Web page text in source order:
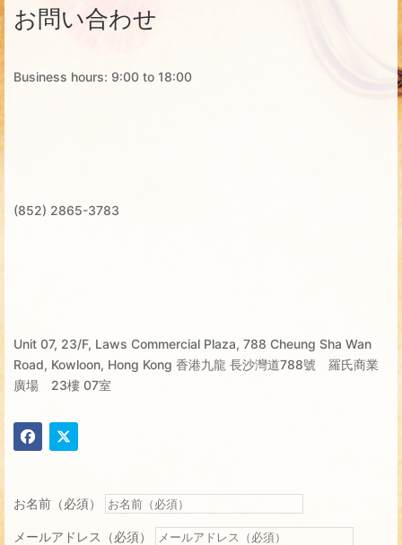
お問い合わせ
Business hours: 9:00 to 18:00
(852) 2865-3783
Unit 07, 23/F, Laws Commercial Plaza, 788 Cheung Sha Wan
Road, Kowloon, Hong Kong 香港九龍 長沙灣道788號 羅氏商業
廣場 23樓 07室
お名前（必須）
メールアドレス（必須）